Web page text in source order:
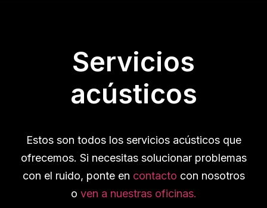
Servicios
acústicos
Estos son todos los servicios acústicos que
ofrecemos. Si necesitas solucionar problemas
con el ruido, ponte en contacto con nosotros
o ven a nuestras oficinas.